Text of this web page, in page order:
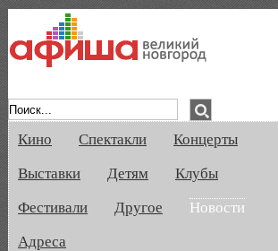
Кино Спектакли
Концерты
Выставки
Детям
Клубы
Фестивали
Другое
Новости
Адреса